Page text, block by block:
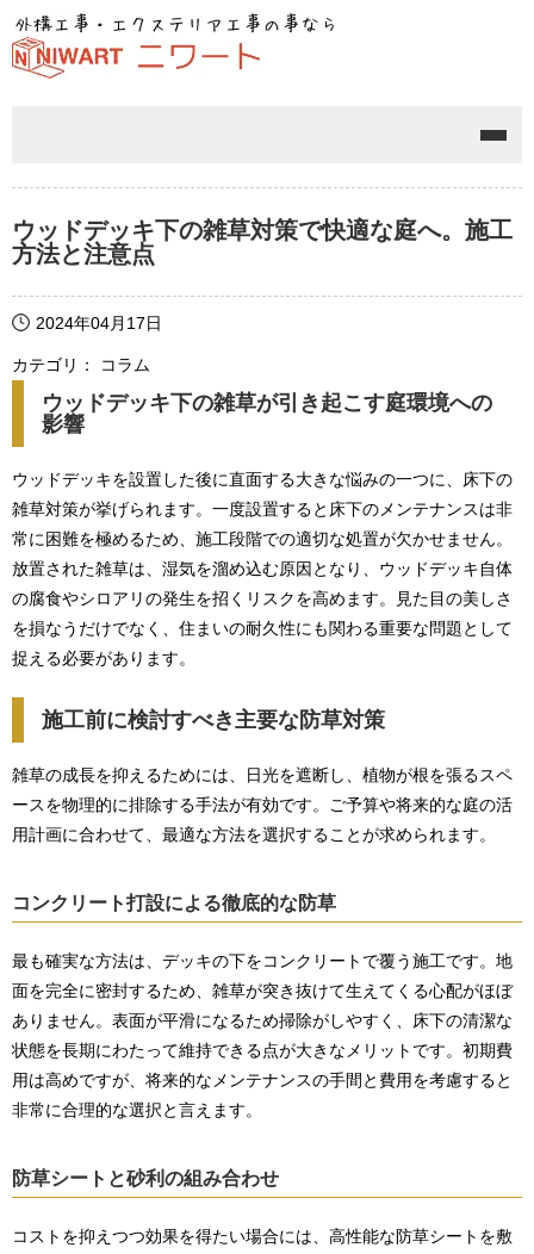
メニ
ウッドデッキ下の雑草対策で快適な庭へ。施工
方法と注意点
2024年04月17日
カテゴリ： コラム
ウッドデッキ下の雑草が引き起こす庭環境への
影響
ウッドデッキを設置した後に直面する大きな悩みの一つに、床下の
雑草対策が挙げられます。一度設置すると床下のメンテナンスは非
常に困難を極めるため、施工段階での適切な処置が欠かせません。
放置された雑草は、湿気を溜め込む原因となり、ウッドデッキ自体
の腐食やシロアリの発生を招くリスクを高めます。見た目の美しさ
を損なうだけでなく、住まいの耐久性にも関わる重要な問題として
捉える必要があります。
施工前に検討すべき主要な防草対策
雑草の成長を抑えるためには、日光を遮断し、植物が根を張るスペ
ースを物理的に排除する手法が有効です。ご予算や将来的な庭の活
用計画に合わせて、最適な方法を選択することが求められます。
コンクリート打設による徹底的な防草
最も確実な方法は、デッキの下をコンクリートで覆う施工です。地
面を完全に密封するため、雑草が突き抜けて生えてくる心配がほぼ
ありません。表面が平滑になるため掃除がしやすく、床下の清潔な
状態を長期にわたって維持できる点が大きなメリットです。初期費
用は高めですが、将来的なメンテナンスの手間と費用を考慮すると
非常に合理的な選択と言えます。
防草シートと砂利の組み合わせ
コストを抑えつつ効果を得たい場合には、高性能な防草シートを敷